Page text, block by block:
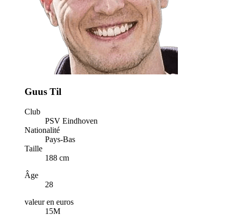
Guus Til
Club
PSV Eindhoven
Nationalité
Pays-Bas
Taille
188 cm
Âge
28
valeur en euros
15M